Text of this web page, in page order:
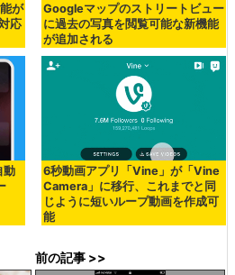
が
応
Googleマップのストリートビュー
に過去の写真を閲覧可能な新機能
が追加される
動
6秒動画アプリ「Vine」が「Vine
Camera」に移行、これまでと同
じように短いループ動画を作成可
能
前の記事 >>